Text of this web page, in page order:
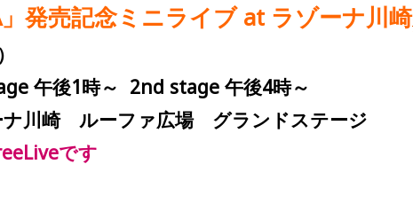
」発売記念ミニライブat ラゾーナ川崎
午後1時～ 2nd stage 午後4時～
ナ川崎 ルーファ広場 グランドステージ
です